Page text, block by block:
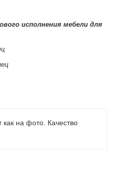
исполнения мебели для
на фото. Качество